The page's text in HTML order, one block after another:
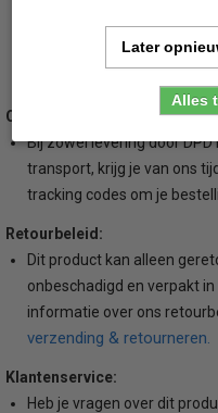
hoogte van deze toeslag
dan even contact met ons
Opvolging:
Bij zowel levering door
transport, krijg je van ons
tracking codes om je
Retourbeleid:
Dit product kan alleen
onbeschadigd en verpakt
informatie over ons
verzending & retourneren.
Klantenservice:
Heb je vragen over dit
Later
Alles